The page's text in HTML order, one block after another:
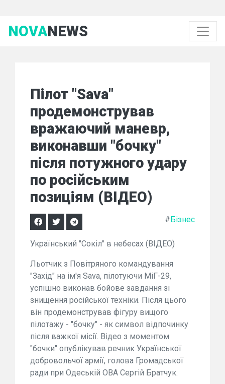
NOVANEWS
Пілот "Sava"
продемонстрував
вражаючий маневр,
виконавши "бочку"
після потужного удару
по російським
позиціям (ВІДЕО)
#Бізнес
Український "Сокіл" в небесах (ВІДЕО)
Льотчик з Повітряного командування
"Захід" на ім'я Sava, пілотуючи МіГ-29,
успішно виконав бойове завдання зі
знищення російської техніки. Після цього
він продемонстрував фігуру вищого
пілотажу - "бочку" - як символ відпочинку
після важкої місії. Відео з моментом
"бочки" опублікував речник Української
добровольчої армії, голова Громадської
ради при Одеській ОВА Сергій Братчук.